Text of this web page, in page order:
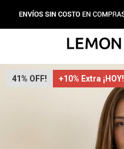
41 +10% Extra ¡HOY!